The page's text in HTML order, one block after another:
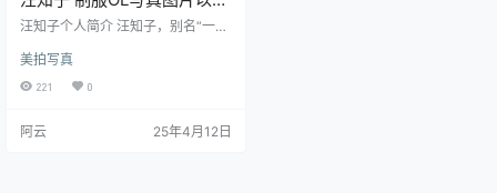
视频合集下载
汪知子个人简介 汪知子，别名“一智
ER。她出生于1997年10月15日，天
秤座，身高165厘米，体重50公斤。
格。 在模特界和COSPLAY界，汪
美拍写真
221 0
阿云 25年4月12日